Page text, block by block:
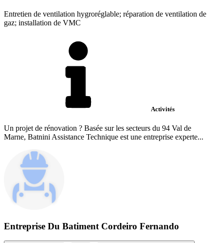
Entretien de ventilation hygroréglable; réparation de ventilation de
gaz; installation de VMC
Activités
Un projet de rénovation ? Basée sur les secteurs du 94 Val de
Marne, Batnini Assistance Technique est une entreprise experte...
Entreprise Du Batiment Cordeiro Fernando